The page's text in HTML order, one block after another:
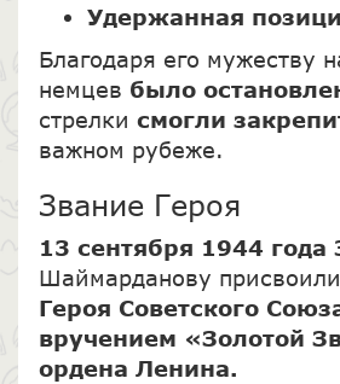
Удержанная
Благодаря его мужеству
немцев было
стрелки смогли
важном рубеже.
Звание Героя
13 сентября 1944 года
Шаймарданову
Героя Советского
вручением «Золотой
ордена Ленина.